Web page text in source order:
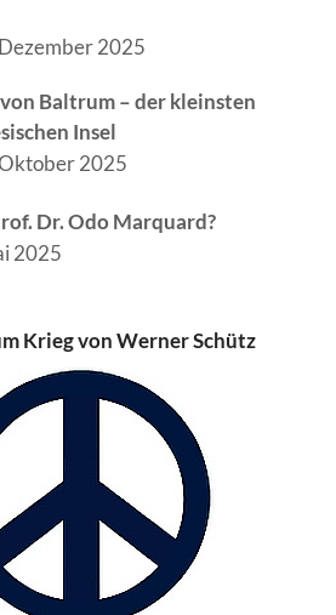
2025
Baltrum – der kleinsten
Insel
2025
Dr. Odo Marquard?
2025
Krieg von Werner Schütz